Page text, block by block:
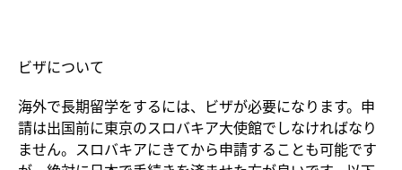
ビザについて
海外で長期留学をするには、ビザが必要になります。申
請は出国前に東京のスロバキア大使館でしなければなり
ません。スロバキアにきてから申請することも可能です